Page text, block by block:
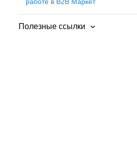
Полезные ссылки
Публикации о торгах